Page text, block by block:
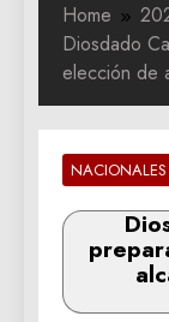
Home
Diosdado
elección de
NACIONALES